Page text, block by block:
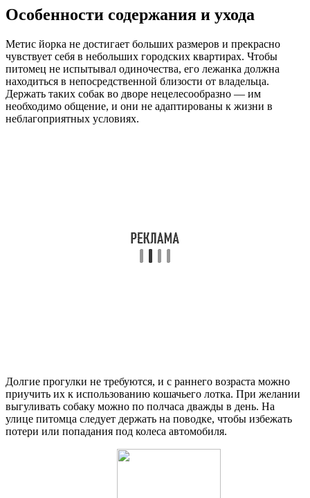
Особенности содержания и ухода
Метис йорка не достигает больших размеров и прекрасно
чувствует себя в небольших городских квартирах. Чтобы
питомец не испытывал одиночества, его лежанка должна
находиться в непосредственной близости от владельца.
Держать таких собак во дворе нецелесообразно — им
необходимо общение, и они не адаптированы к жизни в
неблагоприятных условиях.
Долгие прогулки не требуются, и с раннего возраста можно
приучить их к использованию кошачьего лотка. При желании
выгуливать собаку можно по полчаса дважды в день. На
улице питомца следует держать на поводке, чтобы избежать
потери или попадания под колеса автомобиля.